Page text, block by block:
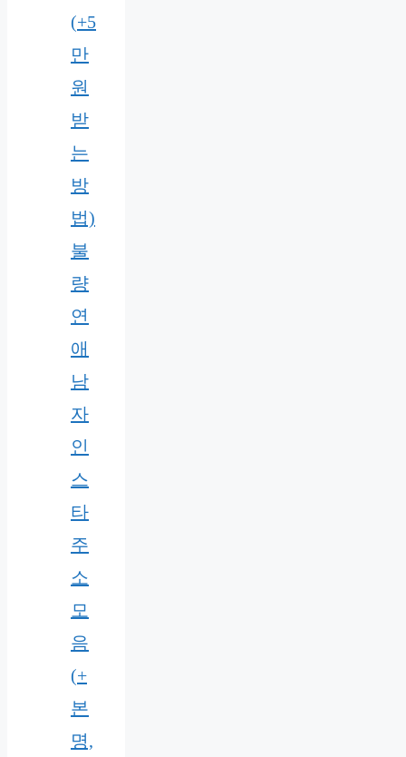
(+5
만
원
받
는
방
법)
불
량
연
애
남
자
인
스
타
주
소
모
음
(+
본
명,